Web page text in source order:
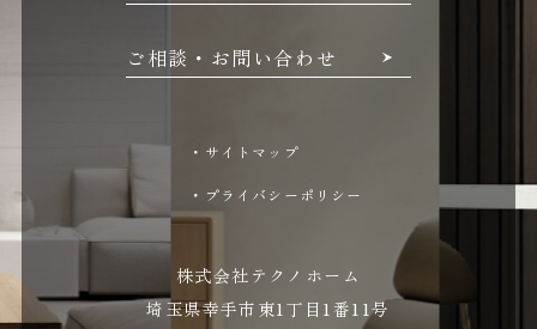
ご相談・お問い合わせ
・サイトマップ
・プライバシーポリシー
株式会社テクノホーム
埼玉県幸手市東1丁目1番11号